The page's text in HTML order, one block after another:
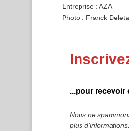
Entreprise : AZA
Photo : Franck
...pour recevoir
Nous ne
plus d’informations.